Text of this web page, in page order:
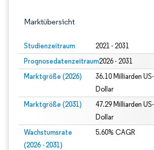
Marktübersicht
Studienzeitraum 2021 - 2031
Prognosedatenzeitraum2026 - 2031
Marktgröße (2026)
36.10 Milliarden US-
Dollar
Marktgröße (2031)
47.29 Milliarden US-
Dollar
Wachstumsrate
(2026 - 2031)
5.60% CAGR